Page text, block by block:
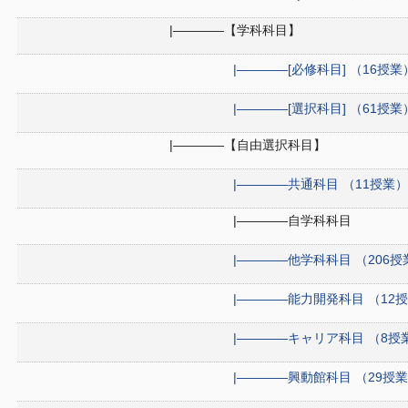
|――――【学科科目】
|――――[必修科目] （16授業）
|――――[選択科目] （61授業）
|――――【自由選択科目】
|――――共通科目 （11授業）
|――――自学科科目
|――――他学科科目 （206授
|――――能力開発科目 （12授
|――――キャリア科目 （8授業
|――――興動館科目 （29授業